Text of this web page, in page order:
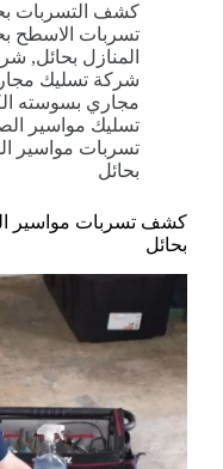
كشف التسربات
تسربات الاسطح
المنازل بحائل,
شركة تسليك
مجاري بسوسته
تسليك مواسير
تسربات مواسير
بحائل
كشف تسربات مواسير
بحائل